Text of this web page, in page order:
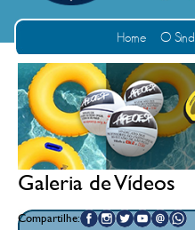
Home O
Galeria de Vídeos
Compartilhe: